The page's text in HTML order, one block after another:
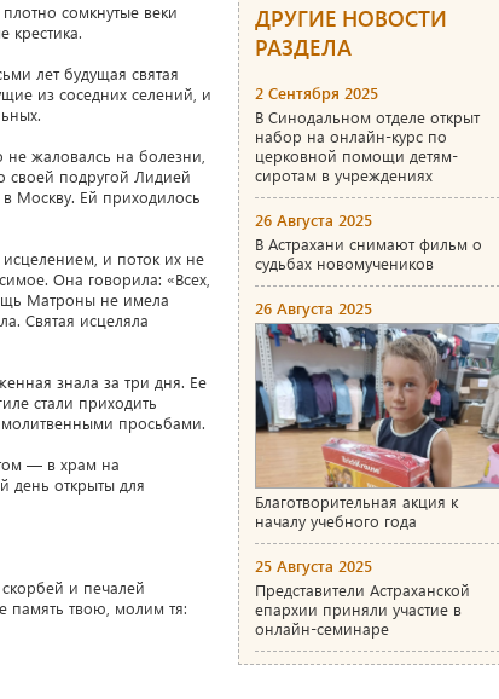
сомкнутые веки
крестика.
лет будущая святая
из соседних селений, и
жаловалсь на болезни,
своей подругой Лидией
Москву. Ей приходилось
и поток их не
Она говорила: «Всех,
Матроны не имела
Святая исцеляла
знала за три дня. Ее
стали приходить
молитвенными просьбами.
— в храм на
день открыты для
и печалей
память твою, молим тя:
ДРУГИЕ НОВОСТИ
РАЗДЕЛА
2 Сентября 2025
В Синодальном отделе открыт
набор на онлайн-курс по
церковной помощи детям-
сиротам в учреждениях
26 Августа 2025
В Астрахани снимают фильм о
судьбах новомучеников
26 Августа 2025
Благотворительная акция к
началу учебного года
25 Августа 2025
Представители Астраханской
епархии приняли участие в
онлайн-семинаре